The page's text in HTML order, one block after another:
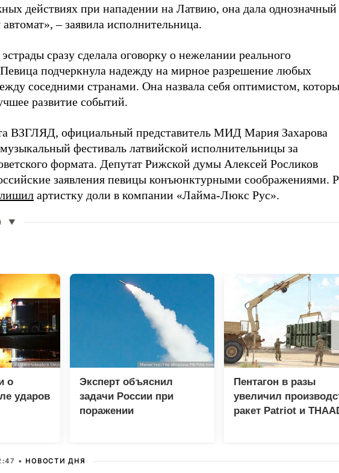
действиях при нападении на Латвию, она дала однозначный
– заявила исполнительница.
сразу сделала оговорку о нежелании реального
подчеркнула надежду на мирное разрешение любых
соседними странами. Она назвала себя оптимистом,
развитие событий.
ВЗГЛЯД, официальный представитель МИД Мария Захарова
музыкальный фестиваль латвийской исполнительницы за
формата. Депутат Рижской думы Алексей Росликов
заявления певицы конъюнктурными соображениями.
лишил артистку доли в компании «Лайма-Люкс Рус».
▼
о
ударов
Эксперт объяснил
задачи России при
поражении
Пентагон в разы
увеличил
ракет Patriot и
• НОВОСТИ ДНЯ